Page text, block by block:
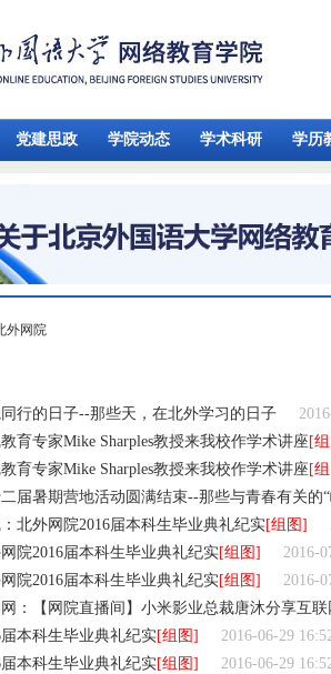
党建思政 学院动态 学术科研 学历
外网院
行的日子--那些天，在北外学习的日子
育专家Mike Sharples教授来我校作学术讲座 [
育专家Mike Sharples教授来我校作学术讲座 [
届暑期营地活动圆满结束--那些与青春有关的
北外网院2016届本科生毕业典礼纪实[组图]
院2016届本科生毕业典礼纪实[组图]
2016-
院2016届本科生毕业典礼纪实[组图]
2016-
：【网院直播间】小米影业总裁唐沐分享互
本科生毕业典礼纪实[组图]
2016-06-29
本科生毕业典礼纪实[组图]
2016-06-29